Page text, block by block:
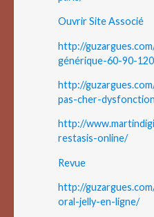
Ouvrir Site Associé
http://
générique-60-90-
http://
pas-cher-
http://
restasis-online/
Revue
http://
oral-jelly-en-ligne/